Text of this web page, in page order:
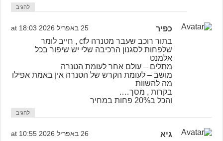
להגיב
כפיר 25 באפריל 2026 at 18:03
בתור רוכב שעבר מטנרה לcf , חייב לומר
שלפחות לסגנון הרכיבה שלי יש שיפור בכל
אלמנט
מתלים – עולם אחר לעומת הטנרה
מושב – לעומת הקרש של הטנרה אין באמת אפילו
מה להשוות
בקרות , מסך….
והכל ב20% פחות במחיר
להגיב
גיא 26 באפריל 2026 at 10:55